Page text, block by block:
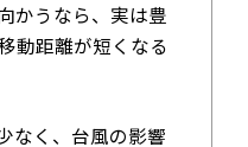
かうなら、実は豊
動距離が短くなる
なく、台風の影響